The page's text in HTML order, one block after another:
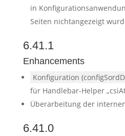
in
Seiten nichtangezeigt
6.41.1
Enhancements
Konfiguration
für Handlebar-Helper
Überarbeitung der
6.41.0